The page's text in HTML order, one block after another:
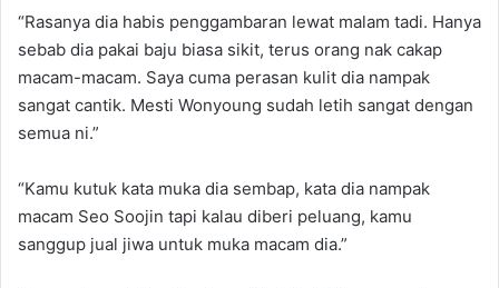
“Rasanya dia habis penggambaran lewat malam tadi. Hanya
sebab dia pakai baju biasa sikit, terus orang nak cakap
macam-macam. Saya cuma perasan kulit dia nampak
sangat cantik. Mesti Wonyoung sudah letih sangat dengan
semua ni.”
“Kamu kutuk kata muka dia sembap, kata dia nampak
macam Seo Soojin tapi kalau diberi peluang, kamu
sanggup jual jiwa untuk muka macam dia.”